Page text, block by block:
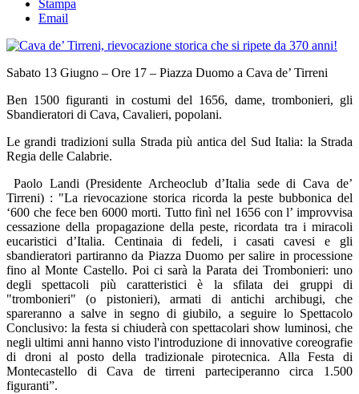
Stampa
Email
Sabato 13 Giugno – Ore 17 – Piazza Duomo a Cava de’ Tirreni
Ben 1500 figuranti in costumi del 1656, dame, trombonieri, gli
Sbandieratori di Cava, Cavalieri, popolani.
Le grandi tradizioni sulla Strada più antica del Sud Italia: la Strada
Regia delle Calabrie.
Paolo Landi (Presidente Archeoclub d’Italia sede di Cava de’
Tirreni) : "La rievocazione storica ricorda la peste bubbonica del
‘600 che fece ben 6000 morti. Tutto finì nel 1656 con l’ improvvisa
cessazione della propagazione della peste, ricordata tra i miracoli
eucaristici d’Italia. Centinaia di fedeli, i casati cavesi e gli
sbandieratori partiranno da Piazza Duomo per salire in processione
fino al Monte Castello. Poi ci sarà la Parata dei Trombonieri: uno
degli spettacoli più caratteristici è la sfilata dei gruppi di
"trombonieri" (o pistonieri), armati di antichi archibugi, che
spareranno a salve in segno di giubilo, a seguire lo Spettacolo
Conclusivo: la festa si chiuderà con spettacolari show luminosi, che
negli ultimi anni hanno visto l'introduzione di innovative coreografie
di droni al posto della tradizionale pirotecnica. Alla Festa di
Montecastello di Cava de tirreni parteciperanno circa 1.500
figuranti”.